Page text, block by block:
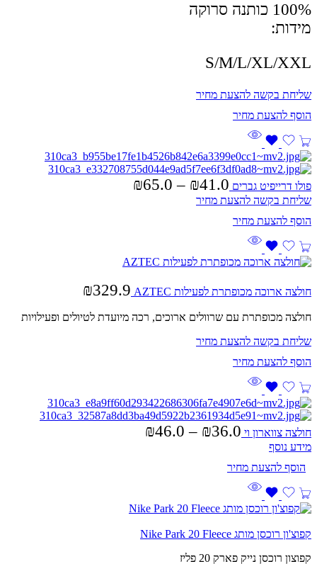
100% כותנה סרוקה
מידות:
S/M/L/XL/XXL
שליחת בקשה להצעת מחיר
פולו דרייפיט גברים ₪41.0
–
₪65.0
שליחת בקשה להצעת מחיר
חולצה ארוכה מכופתרת לפעילות AZTEC ₪329.9
חולצה מכופתרת עם שרוולים ארוכים, רכה מיועדת לטיולים ופעילויות
שליחת בקשה להצעת מחיר
חולצה צווארון וי ₪36.0
–
₪46.0
מידע נוסף
קפוצ'ון רוכסן מותג Nike Park 20 Fleece
קפוצון רוכסן נייק פארק 20 פליז